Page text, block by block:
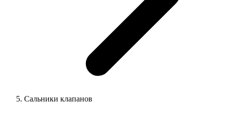
Сальники клапанов